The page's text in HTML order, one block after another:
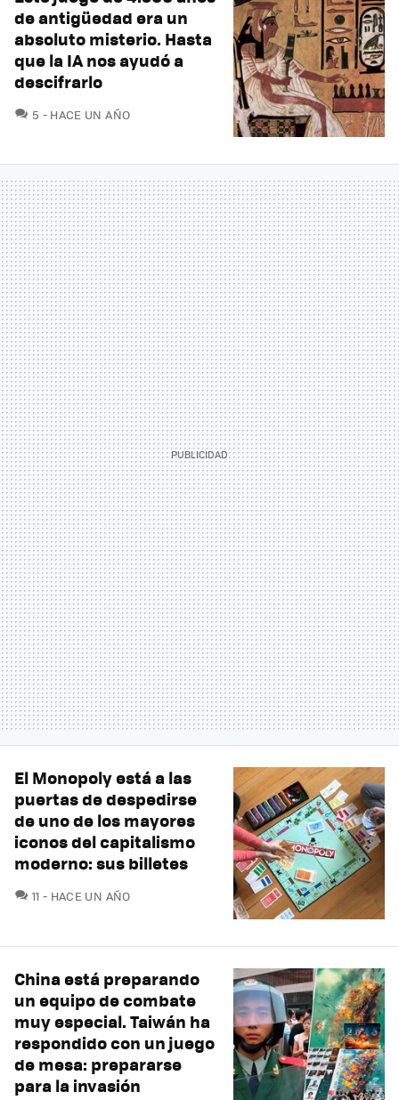
de antigüedad era un
absoluto misterio. Hasta
que la IA nos ayudó a
descifrarlo
5 COMENTARIOS
HACE UN AÑO
El Monopoly está a las
puertas de despedirse
de uno de los mayores
iconos del capitalismo
moderno: sus billetes
11 COMENTARIOS
HACE UN AÑO
China está preparando
un equipo de combate
muy especial. Taiwán ha
respondido con un juego
de mesa: prepararse
para la invasión